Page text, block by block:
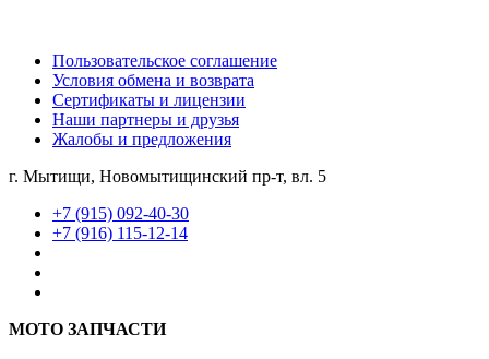
Пользовательское соглашение
Условия обмена и возврата
Сертификаты и лицензии
Наши партнеры и друзья
Жалобы и предложения
г. Мытищи, Новомытищинский пр-т, вл. 5
+7 (915) 092-40-30
+7 (916) 115-12-14
МОТО ЗАПЧАСТИ